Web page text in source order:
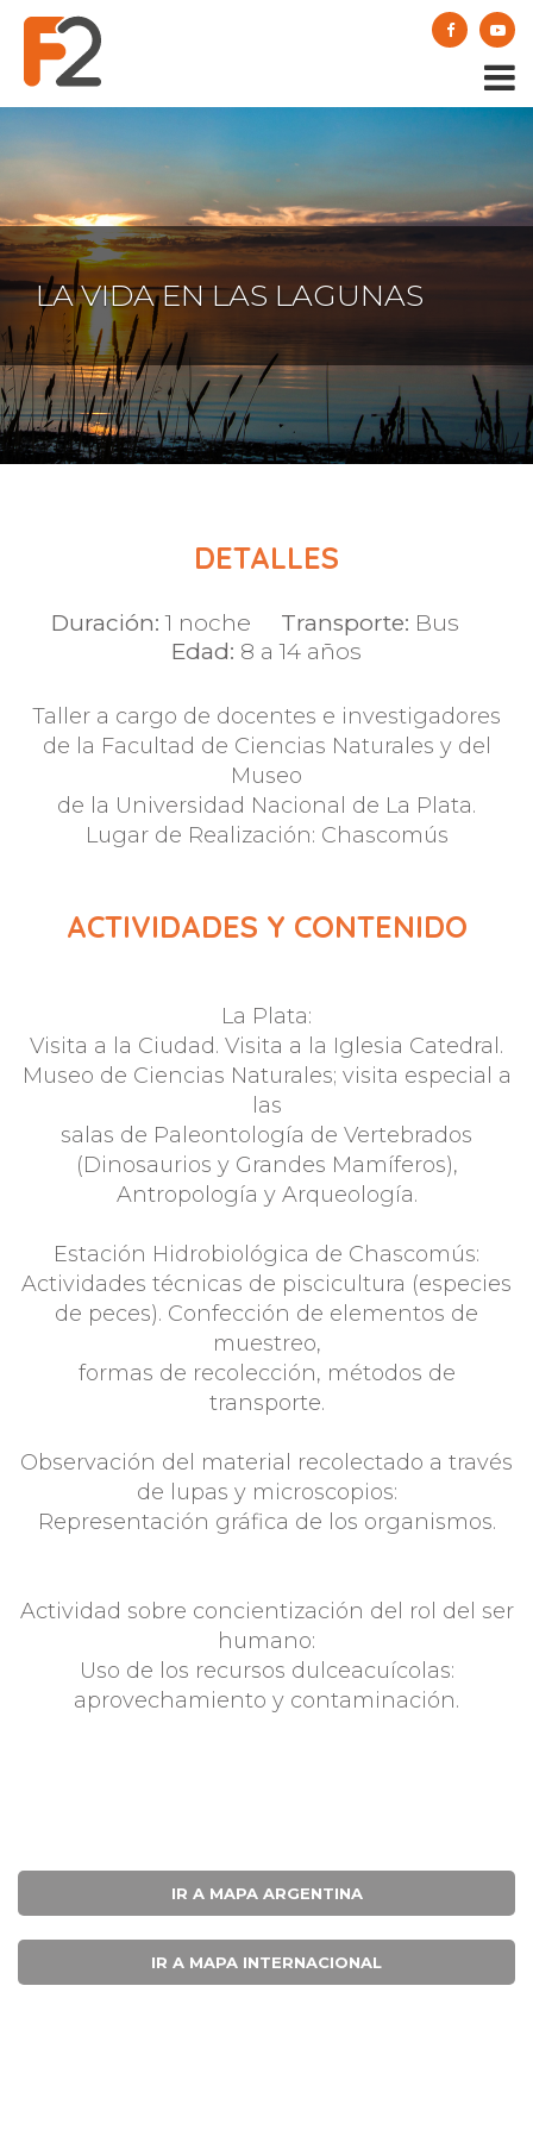
LA VIDA EN LAS LAGUNAS
DETALLES
Duración: 1 noche Transporte: Bus
Edad: 8 a 14 años
Taller a cargo de docentes e investigadores
de la Facultad de Ciencias Naturales y del
Museo
de la Universidad Nacional de La Plata.
Lugar de Realización: Chascomús
ACTIVIDADES Y CONTENIDO
La Plata:
Visita a la Ciudad. Visita a la Iglesia Catedral.
Museo de Ciencias Naturales; visita especial a
las
salas de Paleontología de Vertebrados
(Dinosaurios y Grandes Mamíferos),
Antropología y Arqueología.
Estación Hidrobiológica de Chascomús:
Actividades técnicas de piscicultura (especies
de peces). Confección de elementos de
muestreo,
formas de recolección, métodos de
transporte.
Observación del material recolectado a través
de lupas y microscopios:
Representación gráfica de los organismos.
Actividad sobre concientización del rol del ser
humano:
Uso de los recursos dulceacuícolas:
aprovechamiento y contaminación.
IR A MAPA ARGENTINA
IR A MAPA INTERNACIONAL